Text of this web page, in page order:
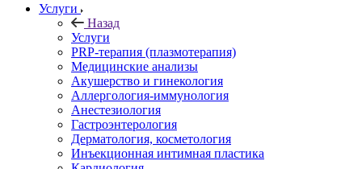
Услуги
Назад
Услуги
PRP-терапия (плазмотерапия)
Медицинские анализы
Акушерство и гинекология
Аллергология-иммунология
Анестезиология
Гастроэнтерология
Дерматология, косметология
Инъекционная интимная пластика